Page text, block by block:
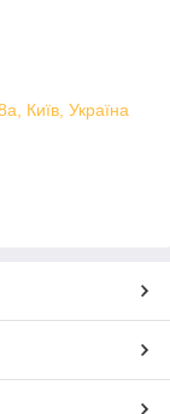
Київ, Україна